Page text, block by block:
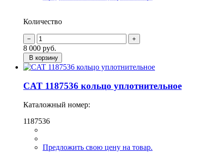
Количество
8 000 руб.
В корзину
CAT 1187536 кольцо уплотнительное
Каталожный номер:
1187536
Предложить свою цену на товар.